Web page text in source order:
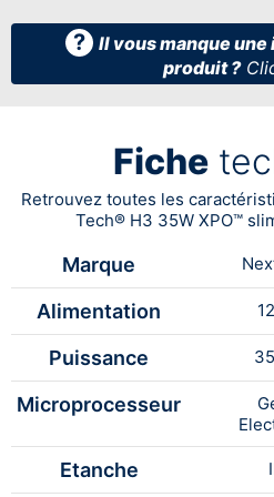
? Il vous manque
produit ?
Fiche
Retrouvez toutes les
Tech® H3 35W XPO™
Marque
Alimentation
Puissance
Microprocesseur
Etanche